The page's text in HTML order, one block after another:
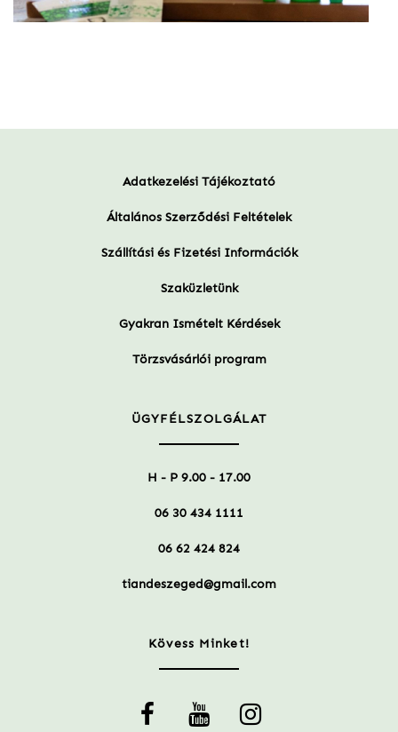
Adatkezelési Tájékoztató
Általános Szerződési Feltételek
Szállítási és Fizetési Információk
Szaküzletünk
Gyakran Ismételt Kérdések
Törzsvásárlói program
ÜGYFÉLSZOLGÁLAT
H - P 9.00 - 17.00
06 30 434 1111
06 62 424 824
tiandeszeged@gmail.com
Kövess Minket!